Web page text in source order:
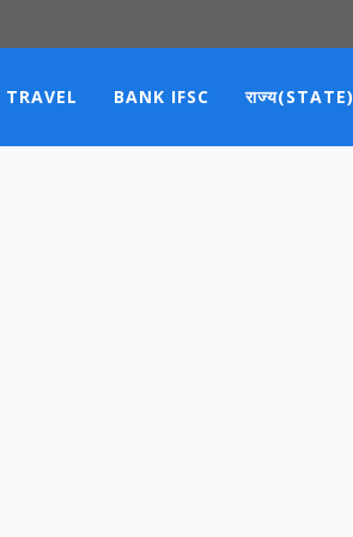
TRAVEL BANK IFSC राज्य(STATE)